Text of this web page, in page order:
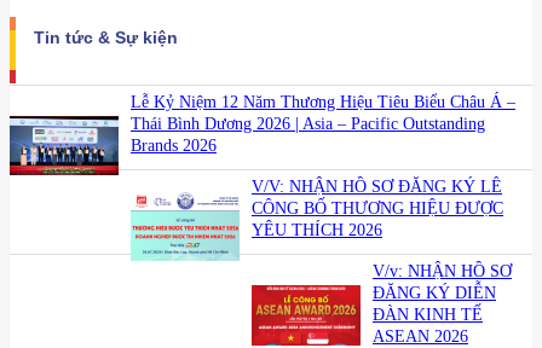
Tin tức & Sự kiện
Lễ Kỷ Niệm 12 Năm Thương Hiệu Tiêu Biểu Châu Á –
Thái Bình Dương 2026 | Asia – Pacific Outstanding
Brands 2026
V/V: NHẬN HỒ SƠ ĐĂNG KÝ LỄ
CÔNG BỐ THƯƠNG HIỆU ĐƯỢC
YÊU THÍCH 2026
V/v: NHẬN HỒ SƠ
ĐĂNG KÝ DIỄN
ĐÀN KINH TẾ
ASEAN 2026